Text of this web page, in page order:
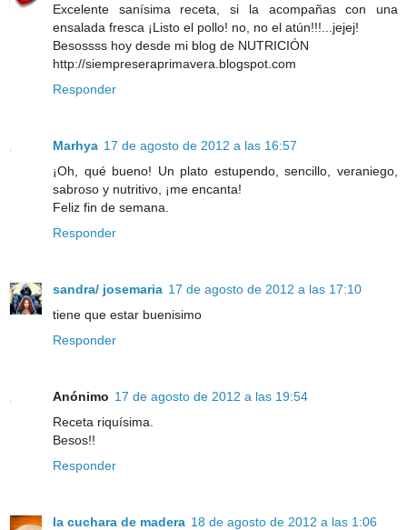
Excelente sanísima receta, si la acompañas con una
ensalada fresca ¡Listo el pollo! no, no el atún!!!...jejej!
Besossss hoy desde mi blog de NUTRICIÓN
http://siempreseraprimavera.blogspot.com
Responder
Marhya 17 de agosto de 2012 a las 16:57
¡Oh, qué bueno! Un plato estupendo, sencillo, veraniego,
sabroso y nutritivo, ¡me encanta!
Feliz fin de semana.
Responder
sandra/ josemaria 17 de agosto de 2012 a las 17:10
tiene que estar buenisimo
Responder
Anónimo 17 de agosto de 2012 a las 19:54
Receta riquísima.
Besos!!
Responder
la cuchara de madera 18 de agosto de 2012 a las 1:06